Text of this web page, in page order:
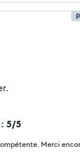
: 5/5
Merci